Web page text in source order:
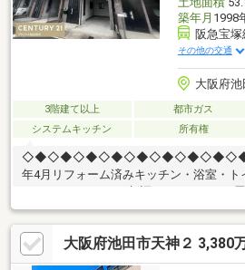
築年月 1998
阪急宝
その他の交通
大阪府池
3階建て以上 都市ガス
システムキッチン
所有権
年4月リフォーム済みキッチン・浴室・ト
阪急宝塚本線「石橋阪大前」駅徒歩9分■
ペース豊富■周辺施設サンディ石橋店ま
ァミリーマート池田住吉一丁目店まで約
トキヨシ阪急石橋駅前店まで約570ｍ（
大阪府池田市天神２ 3,380